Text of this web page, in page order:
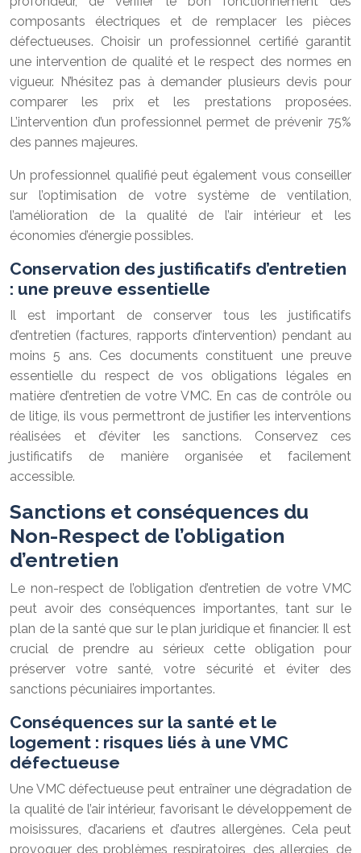
composants électriques et de remplacer les pièces
défectueuses. Choisir un professionnel certifié garantit
une intervention de qualité et le respect des normes en
vigueur. N’hésitez pas à demander plusieurs devis pour
comparer les prix et les prestations proposées.
L’intervention d’un professionnel permet de prévenir 75%
des pannes majeures.
Un professionnel qualifié peut également vous conseiller
sur l’optimisation de votre système de ventilation,
l’amélioration de la qualité de l’air intérieur et les
économies d’énergie possibles.
Conservation des justificatifs d’entretien
: une preuve essentielle
Il est important de conserver tous les justificatifs
d’entretien (factures, rapports d’intervention) pendant au
moins 5 ans. Ces documents constituent une preuve
essentielle du respect de vos obligations légales en
matière d’entretien de votre VMC. En cas de contrôle ou
de litige, ils vous permettront de justifier les interventions
réalisées et d’éviter les sanctions. Conservez ces
justificatifs de manière organisée et facilement
accessible.
Sanctions et conséquences du
Non-Respect de l’obligation
d’entretien
Le non-respect de l’obligation d’entretien de votre VMC
peut avoir des conséquences importantes, tant sur le
plan de la santé que sur le plan juridique et financier. Il est
crucial de prendre au sérieux cette obligation pour
préserver votre santé, votre sécurité et éviter des
sanctions pécuniaires importantes.
Conséquences sur la santé et le
logement : risques liés à une VMC
défectueuse
Une VMC défectueuse peut entraîner une dégradation de
la qualité de l’air intérieur, favorisant le développement de
moisissures, d’acariens et d’autres allergènes. Cela peut
provoquer des problèmes respiratoires, des allergies, de